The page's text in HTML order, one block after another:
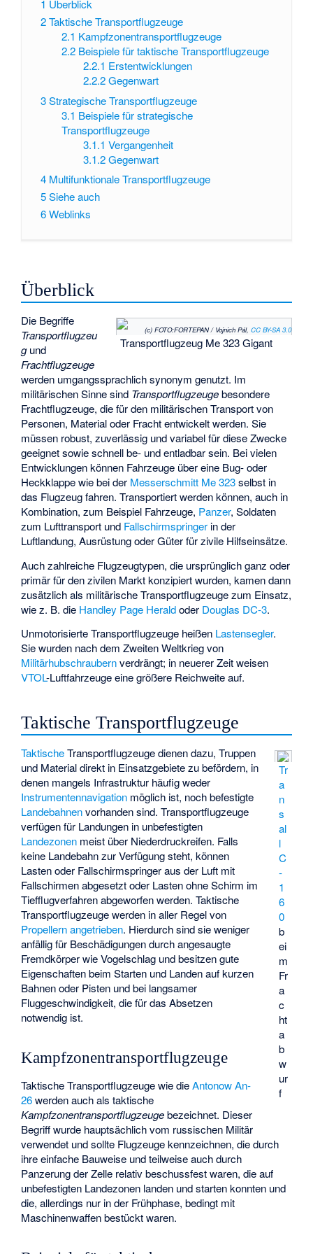
1 Überblick
2Taktische Transportflugzeuge
2.1 Kampfzonentransportflugzeuge
2.2 Beispiele für taktische Transportflugzeuge
2.2.1 Erstentwicklungen
2.2.2 Gegenwart
3Strategische Transportflugzeuge
3.1 Beispiele für strategische
Transportflugzeuge
3.1.1 Vergangenheit
3.1.2 Gegenwart
4 Multifunktionale Transportflugzeuge
5Siehe auch
6Weblinks
Überblick
(c) FOTO:FORTEPAN / Vojnich Pál, CC BY-SA 3.0
Transportflugzeug Me 323 Gigant
Die Begriffe
Transportflugzeu
gund
Frachtflugzeuge
werden umgangssprachlich synonym genutzt. Im
militärischen Sinne sind Transportflugzeugebesondere
Frachtflugzeuge, die für den militärischen Transport von
Personen, Material oder Fracht entwickelt werden. Sie
müssen robust, zuverlässig und variabel für diese Zwecke
geeignet sowie schnell be- und entladbar sein. Bei vielen
Entwicklungen können Fahrzeuge über eine Bug- oder
Heckklappe wie bei der Messerschmitt Me 323selbst in
das Flugzeug fahren. Transportiert werden können, auch in
Kombination, zum Beispiel Fahrzeuge, Panzer, Soldaten
zum Lufttransport und Fallschirmspringer in der
Luftlandung, Ausrüstung oder Güter für zivile Hilfseinsätze.
Auch zahlreiche Flugzeugtypen, die ursprünglich ganz oder
primär für den zivilen Markt konzipiert wurden, kamen dann
zusätzlich als militärische Transportflugzeuge zum Einsatz,
wie z. B. die Handley Page Heraldoder Douglas DC-3.
Unmotorisierte Transportflugzeuge heißen Lastensegler.
Sie wurden nach dem Zweiten Weltkrieg von
Militärhubschraubernverdrängt; in neuerer Zeit weisen
VTOL-Luftfahrzeuge eine größere Reichweite auf.
Taktische Transportflugzeuge
Tr
a
n
s
al
l
C
-
1
6
0
b
ei
m
Fr
a
c
ht
a
b
w
ur
f
TaktischeTransportflugzeuge dienen dazu, Truppen
und Material direkt in Einsatzgebiete zu befördern, in
denen mangels Infrastruktur häufig weder
Instrumentennavigation möglich ist, noch befestigte
Landebahnenvorhanden sind. Transportflugzeuge
verfügen für Landungen in unbefestigten
Landezonen meist über Niederdruckreifen. Falls
keine Landebahn zur Verfügung steht, können
Lasten oder Fallschirmspringer aus der Luft mit
Fallschirmen abgesetzt oder Lasten ohne Schirm im
Tiefflugverfahren abgeworfen werden. Taktische
Transportflugzeuge werden in aller Regel von
Propellern angetrieben. Hierdurch sind sie weniger
anfällig für Beschädigungen durch angesaugte
Fremdkörper wie Vogelschlag und besitzen gute
Eigenschaften beim Starten und Landen auf kurzen
Bahnen oder Pisten und bei langsamer
Fluggeschwindigkeit, die für das Absetzen
notwendig ist.
Kampfzonentransportflugzeuge
Taktische Transportflugzeuge wie dieAntonow An-
26werden auch als taktische
Kampfzonentransportflugzeugebezeichnet. Dieser
Begriff wurde hauptsächlich vom russischen Militär
verwendet und sollte Flugzeuge kennzeichnen, die durch
ihre einfache Bauweise und teilweise auch durch
Panzerung der Zelle relativ beschussfest waren, die auf
unbefestigten Landezonen landen und starten konnten und
die, allerdings nur in der Frühphase, bedingt mit
Maschinenwaffen bestückt waren.